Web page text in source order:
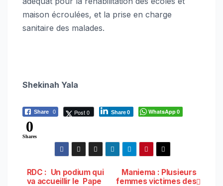
maison écroulées, et la prise en charge
sanitaire des malades.
Shekinah Yala
Share 0 Post 0 Share0 WhatsApp0
0
Shares
Navigation
Maniema : Plusieurs
femmes victimes des
RDC : Un podium qui
va accueillir le Pape